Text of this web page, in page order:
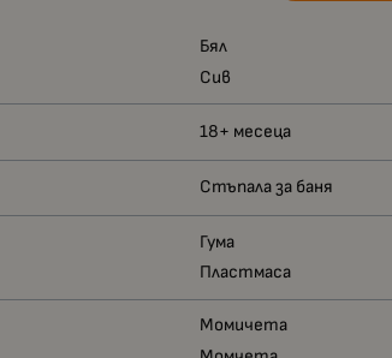
Бял
Сив
18+ месеца
Стъпала за баня
Гума
Пластмаса
Момичета